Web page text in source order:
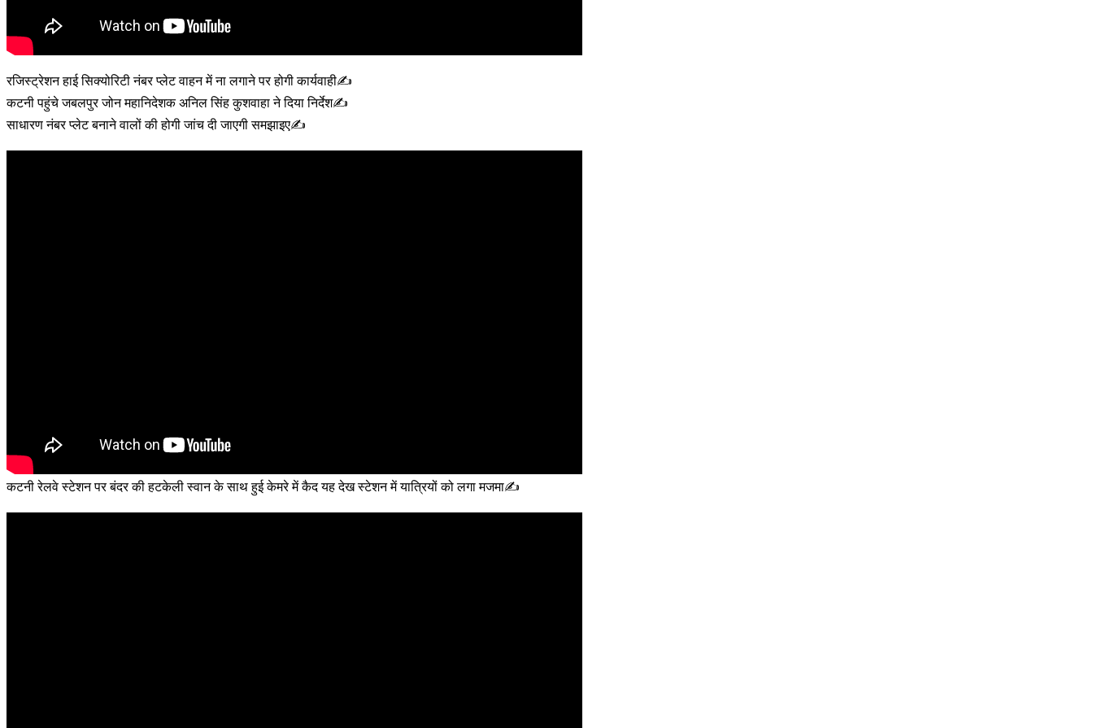
रजिस्ट्रेशन हाई सिक्योरिटी नंबर प्लेट वाहन में ना लगाने पर होगी कार्यवाही✍️
कटनी पहुंचे जबलपुर जोन महानिदेशक अनिल सिंह कुशवाहा ने दिया निर्देश✍️
साधारण नंबर प्लेट बनाने वालों की होगी जांच दी जाएगी समझाइए✍️
कटनी रेलवे स्टेशन पर बंदर की हटकेली स्वान के साथ हुई केमरे में कैद यह देख स्टेशन में यात्रियों को लगा मजमा✍️